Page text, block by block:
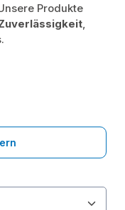
Produkte
,